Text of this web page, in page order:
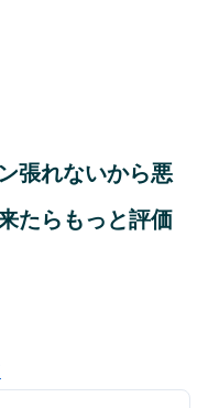
張れないから悪
たらもっと評価